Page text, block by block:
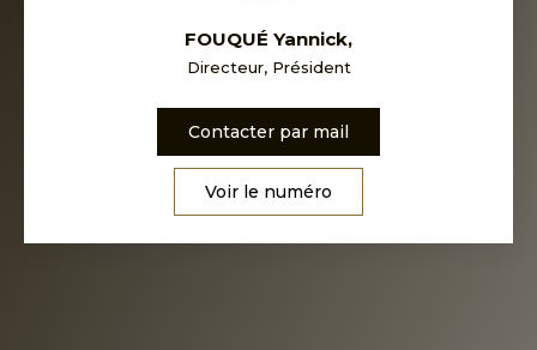
FOUQUÉ Yannick,
Directeur, Président
Contacter par mail
Voir le numéro